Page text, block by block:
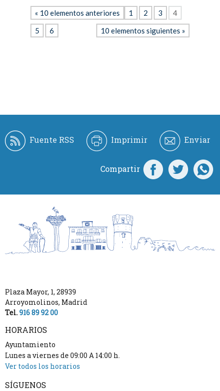
« 10 elementos anteriores
10 elementos siguientes »
1 2 3
4
5
6
Fuente RSS Imprimir Enviar
Compartir
Plaza Mayor, 1, 28939
Arroyomolinos, Madrid
Tel.916 89 92 00
HORARIOS
Ayuntamiento
Lunes a viernes de 09:00 A 14:00 h.
Ver todos los horarios
SÍGUENOS